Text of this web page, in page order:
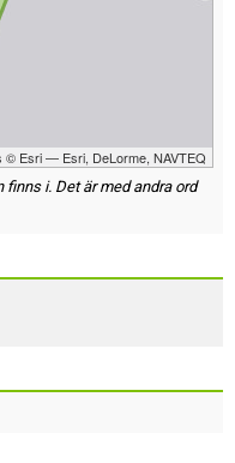
© Esri — Esri, DeLorme, NAVTEQ
i. Det är med andra ord